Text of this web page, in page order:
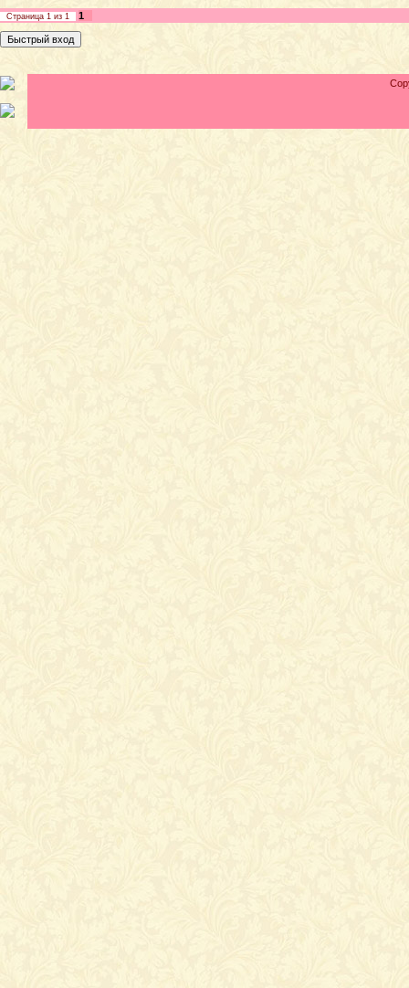
Страница 1 из 1 1